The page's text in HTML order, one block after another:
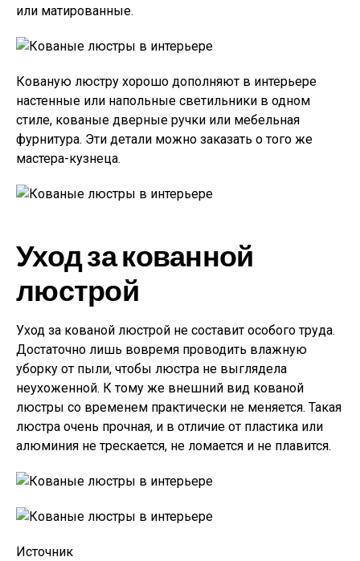
или матированные.
Кованую люстру хорошо дополняют в интерьере
настенные или напольные светильники в одном
стиле, кованые дверные ручки или мебельная
фурнитура. Эти детали можно заказать о того же
мастера-кузнеца.
Уход за кованной
люстрой
Уход за кованой люстрой не составит особого труда.
Достаточно лишь вовремя проводить влажную
уборку от пыли, чтобы люстра не выглядела
неухоженной. К тому же внешний вид кованой
люстры со временем практически не меняется. Такая
люстра очень прочная, и в отличие от пластика или
алюминия не трескается, не ломается и не плавится.
Источник